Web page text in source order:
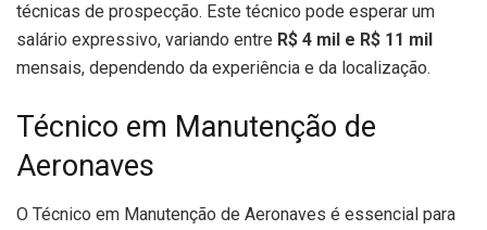
técnicas de prospecção. Este técnico pode esperar um
salário expressivo, variando entre R$ 4 mil e R$ 11 mil
mensais, dependendo da experiência e da localização.
Técnico em Manutenção de
Aeronaves
O Técnico em Manutenção de Aeronaves é essencial para